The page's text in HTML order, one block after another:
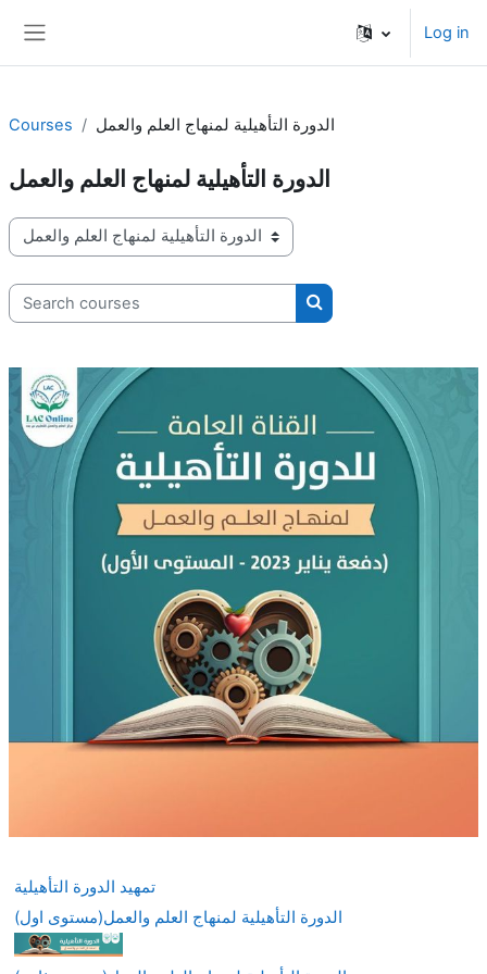
Log in
Courses الدورة التأهيلية لمنهاج العلم والعمل
الدورة التأهيلية لمنهاج العلم والعمل
Course categories
Search courses
Search courses
تمهيد الدورة التأهيلية
الدورة التأهيلية لمنهاج العلم والعمل(مستوى اول)